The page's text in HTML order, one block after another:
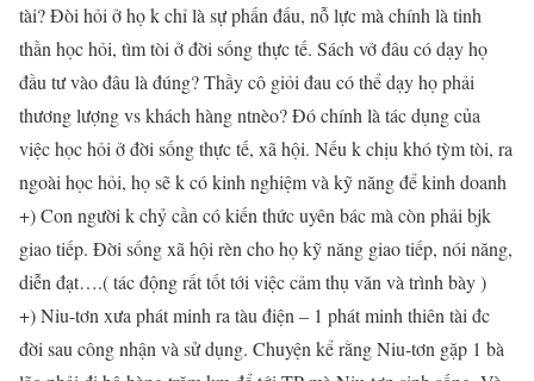
tài? Đòi hỏi ở họ k chỉ là sự phấn đấu, nỗ lực mà chính là tinh
thần học hỏi, tìm tòi ở đời sống thực tế. Sách vở đâu có dạy họ
đầu tư vào đâu là đúng? Thầy cô giỏi đau có thể dạy họ phải
thương lượng vs khách hàng ntnèo? Đó chính là tác dụng của
việc học hỏi ở đời sống thực tế, xã hội. Nếu k chịu khó tỳm tòi, ra
ngoài học hỏi, họ sẽ k có kinh nghiệm và kỹ năng để kinh doanh
+) Con người k chỷ cần có kiến thức uyên bác mà còn phải bjk
giao tiếp. Đời sống xã hội rèn cho họ kỹ năng giao tiếp, nói năng,
diễn đạt….( tác động rất tốt tới việc cảm thụ văn và trình bày )
+) Niu-tơn xưa phát minh ra tàu điện – 1 phát minh thiên tài đc
đời sau công nhận và sử dụng. Chuyện kể rằng Niu-tơn gặp 1 bà